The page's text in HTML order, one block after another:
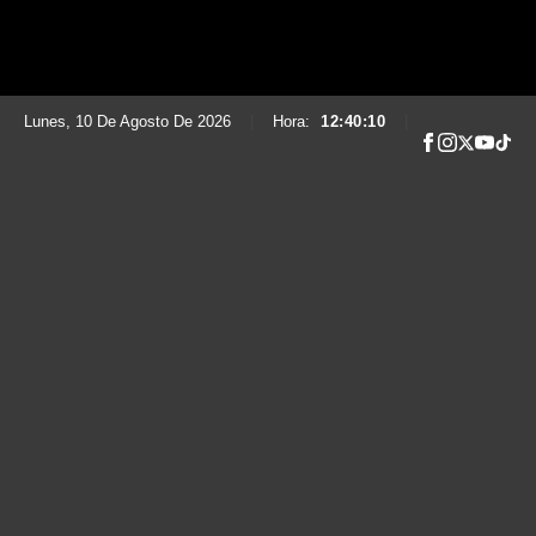
Lunes, 10 De Agosto De 2026 Hora: 12:40:11